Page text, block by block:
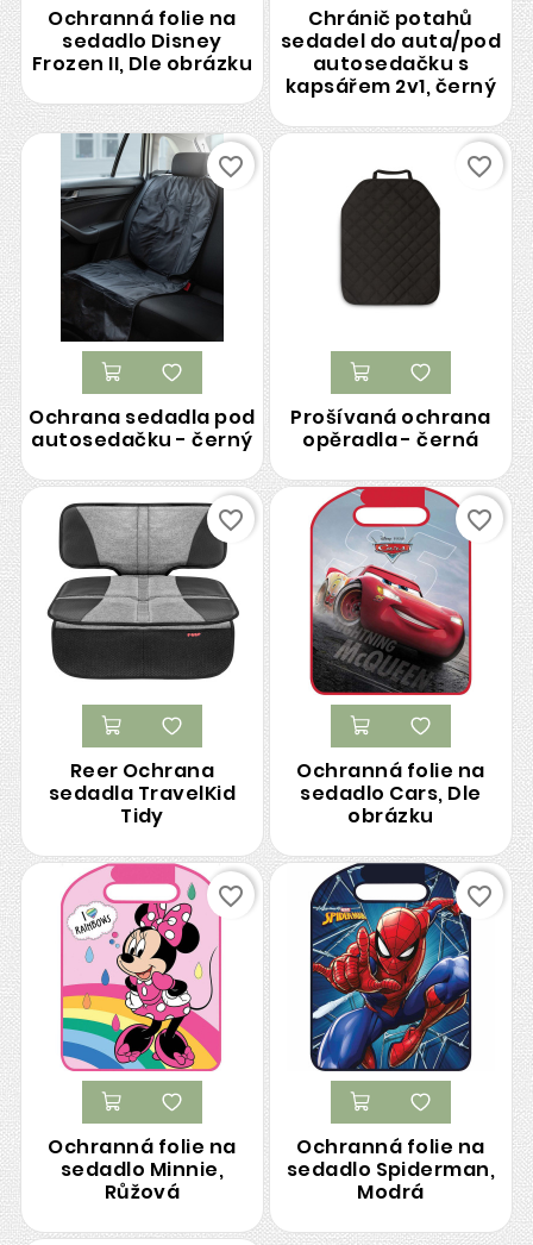
Ochranná folie na
sedadlo Disney
Frozen II, Dle obrázku
Chránič potahů
sedadel do auta/pod
autosedačku s
kapsářem 2v1, černý
Ochrana sedadla pod
autosedačku - černý
favorite_border
Prošívaná ochrana
opěradla - černá
favorite_border
Reer Ochrana
sedadla TravelKid
Tidy
favorite_border
Ochranná folie na
sedadlo Cars, Dle
obrázku
favorite_border
Ochranná folie na
sedadlo Minnie,
Růžová
favorite_border
Ochranná folie na
sedadlo Spiderman,
Modrá
favorite_border